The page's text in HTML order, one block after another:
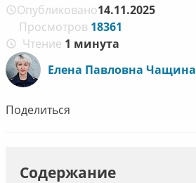
Опубликовано14.11.2025
Просмотров 18361
Чтение 1 минута
Елена Павловна Чащина
Поделиться
Содержание